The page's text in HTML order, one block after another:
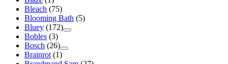
Bleach (75)
Blooming Bath (5)
Bluey (172)
Bobles (3)
Bosch (26)
Brainrot (1)